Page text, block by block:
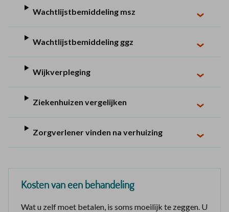
Wachtlijstbemiddeling msz
Wachtlijstbemiddeling ggz
Wijkverpleging
Ziekenhuizen vergelijken
Zorgverlener vinden na verhuizing
Kosten van een behandeling
Wat u zelf moet betalen, is soms moeilijk te zeggen. U